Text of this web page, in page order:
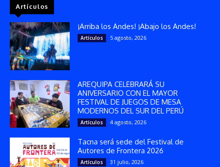
Artículos
¡Arriba los Andes! ¡Abajo los Andes!
Artículos 5 agosto, 2026
AREQUIPA CELEBRARÁ SU
ANIVERSARIO CON EL MAYOR
FESTIVAL DE JUEGOS DE MESA
MODERNOS DEL SUR DEL PERÚ
Artículos 4 agosto, 2026
Tacna será sede del Festival de
Autores de Frontera 2026
Artículos 31 julio, 2026